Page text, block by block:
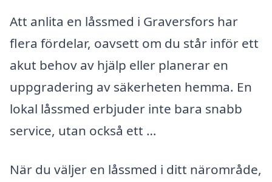
Att anlita en låssmed i Graversfors har
flera fördelar, oavsett om du står inför ett
akut behov av hjälp eller planerar en
uppgradering av säkerheten hemma. En
lokal låssmed erbjuder inte bara snabb
service, utan också ett …
När du väljer en låssmed i ditt närområde,